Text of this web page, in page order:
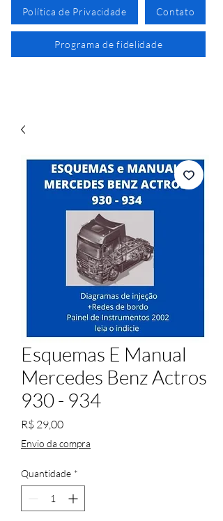
Política de Privacidade Contato
Programa de fidelidade
Esquemas E Manual
Mercedes Benz Actros
930 - 934
R$ 29,00Preço
Envio da compra
Quantidade *